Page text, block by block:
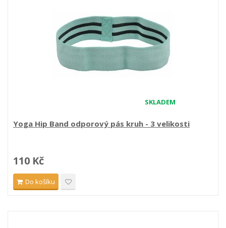
SKLADEM
Yoga Hip Band odporový pás kruh - 3 velikosti
110 Kč
Do košíku